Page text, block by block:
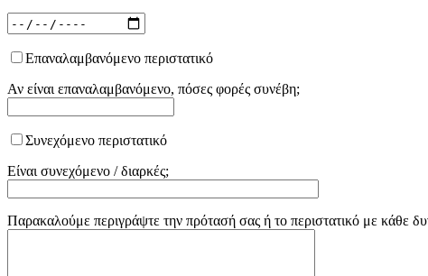
Επαναλαμβανόμενο περιστατικό
Αν είναι επαναλαμβανόμενο, πόσες φορές συνέβη;
Συνεχόμενο περιστατικό
Είναι συνεχόμενο / διαρκές;
Παρακαλούμε περιγράψτε την πρότασή σας ή το περιστατικό με κάθε